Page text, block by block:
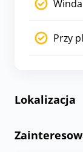
Winda
Przy
Lokalizacja